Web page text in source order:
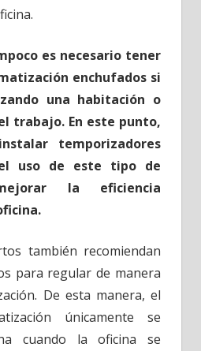
es necesario tener
enchufados si
una habitación o
trabajo. En este punto,
temporizadores
uso de este tipo de
la eficiencia
también recomiendan
para regular de manera
De esta manera, el
únicamente se
cuando la oficina se